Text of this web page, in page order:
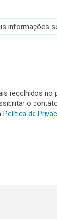
informações
recolhidos no
o
Política de